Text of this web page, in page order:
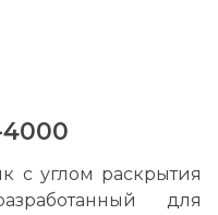
4000
с углом раскрытия
для